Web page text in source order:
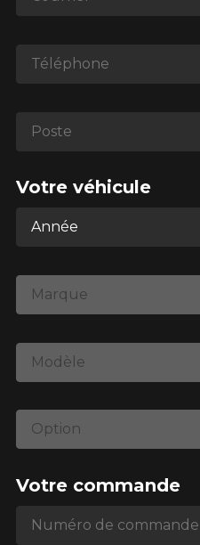
Votre véhicule
Marque
Modèle
Option
Votre commande
d'équipement pour votre
l'exactitude de l'information sur